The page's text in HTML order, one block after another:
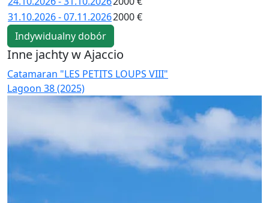
31.10.2026 - 07.11.20262000 €
Indywidualny dobór
Inne jachty w Ajaccio
Catamaran "LES PETITS LOUPS VIII"
Lagoon 38 (2025)